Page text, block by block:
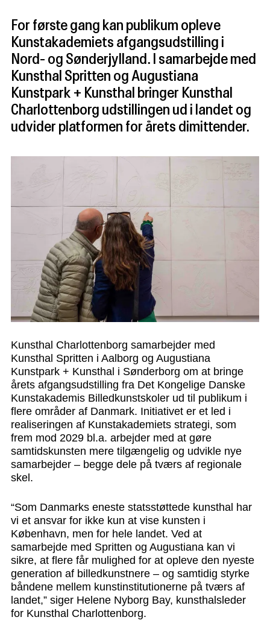
For første gang kan publikum opleve
Kunstakademiets afgangsudstilling i
Nord- og Sønderjylland. I samarbejde med
Kunsthal Spritten og Augustiana
Kunstpark + Kunsthal bringer Kunsthal
Charlottenborg udstillingen ud i landet og
udvider platformen for årets dimittender.
Kunsthal Charlottenborg samarbejder med
Kunsthal Spritten i Aalborg og Augustiana
Kunstpark + Kunsthal i Sønderborg om at bringe
årets afgangsudstilling fra Det Kongelige Danske
Kunstakademis Billedkunstskoler ud til publikum i
flere områder af Danmark. Initiativet er et led i
realiseringen af Kunstakademiets strategi, som
frem mod 2029 bl.a. arbejder med at gøre
samtidskunsten mere tilgængelig og udvikle nye
samarbejder – begge dele på tværs af regionale
skel.
“Som Danmarks eneste statsstøttede kunsthal har
vi et ansvar for ikke kun at vise kunsten i
København, men for hele landet. Ved at
samarbejde med Spritten og Augustiana kan vi
sikre, at flere får mulighed for at opleve den nyeste
generation af billedkunstnere – og samtidig styrke
båndene mellem kunstinstitutionerne på tværs af
landet,” siger Helene Nyborg Bay, kunsthalsleder
for Kunsthal Charlottenborg.